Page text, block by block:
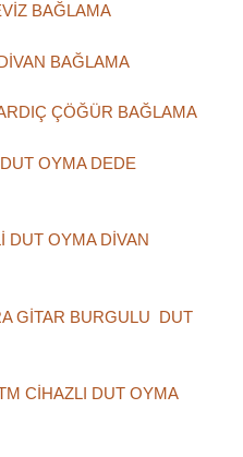
BAĞLAMA
BAĞLAMA
ÇÖĞÜR BAĞLAMA
OYMA DEDE
DUT OYMA DİVAN
GİTAR BURGULU DUT
CİHAZLI DUT OYMA